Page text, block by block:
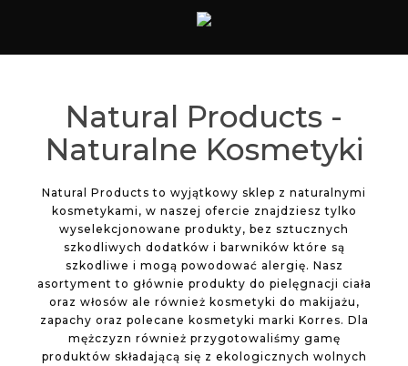
Natural Products -
Naturalne Kosmetyki
Natural Products to wyjątkowy sklep z naturalnymi
kosmetykami, w naszej ofercie znajdziesz tylko
wyselekcjonowane produkty, bez sztucznych
szkodliwych dodatków i barwników które są
szkodliwe i mogą powodować alergię. Nasz
asortyment to głównie produkty do pielęgnacji ciała
oraz włosów ale również kosmetyki do makijażu,
zapachy oraz polecane kosmetyki marki Korres. Dla
mężczyzn również przygotowaliśmy gamę
produktów składającą się z ekologicznych wolnych